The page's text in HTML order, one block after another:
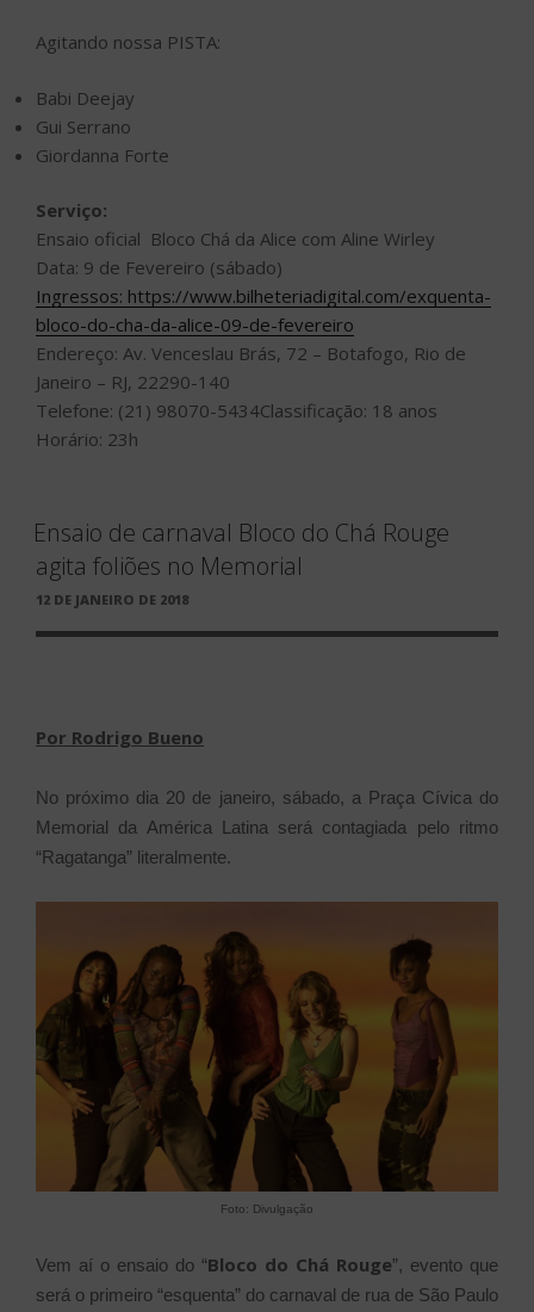
Agitando nossa PISTA:
Babi Deejay
Gui Serrano
Giordanna Forte
Serviço:
Ensaio oficial Bloco Chá da Alice com Aline Wirley
Data: 9 de Fevereiro (sábado)
Ingressos: https://www.bilheteriadigital.com/exquenta-
bloco-do-cha-da-alice-09-de-fevereiro
Endereço: Av. Venceslau Brás, 72 – Botafogo, Rio de
Janeiro – RJ, 22290-140
Telefone: (21) 98070-5434Classificação: 18 anos
Horário: 23h
Ensaio de carnaval Bloco do Chá Rouge
agita foliões no Memorial
PUBLICADO
12 DE JANEIRO DE 2018
Por Rodrigo Bueno
No próximo dia 20 de janeiro, sábado, a Praça Cívica do
Memorial da América Latina será contagiada pelo ritmo
“Ragatanga” literalmente.
Foto: Divulgação
Vem aí o ensaio do “Bloco do Chá Rouge”, evento que
será o primeiro “esquenta” do carnaval de rua de São Paulo